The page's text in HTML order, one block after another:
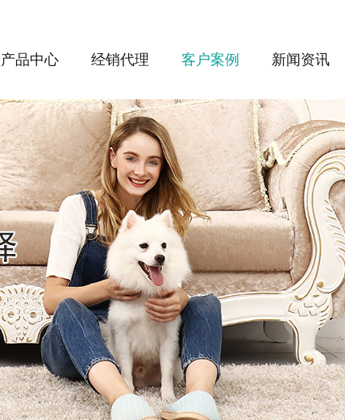
产品中心 经销代理 客户案例 新闻资讯